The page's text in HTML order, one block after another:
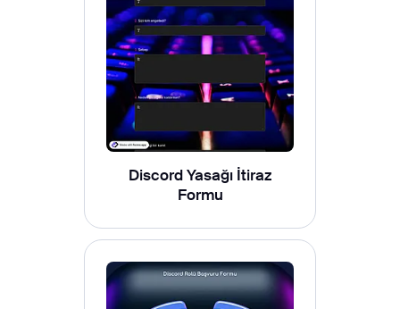
Discord Yasağı İtiraz
Formu